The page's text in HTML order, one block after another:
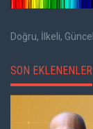
Doğru, İlkeli,
SON EKLENENLER